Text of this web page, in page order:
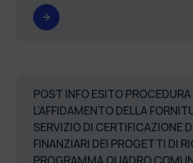
POST INFO ESITO
L’AFFIDAMENTO DELLA
SERVIZIO DI CERTIFICAZIONE
FINANZIARI DEI PROGETTI DI